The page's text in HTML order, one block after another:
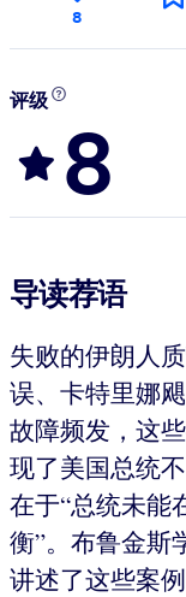
8
评级
8
导读荐语
失败的伊朗人
误、卡特里娜
故障频发，这
现了美国总统
在于“总统未能
衡”。布鲁金斯
讲述了这些案